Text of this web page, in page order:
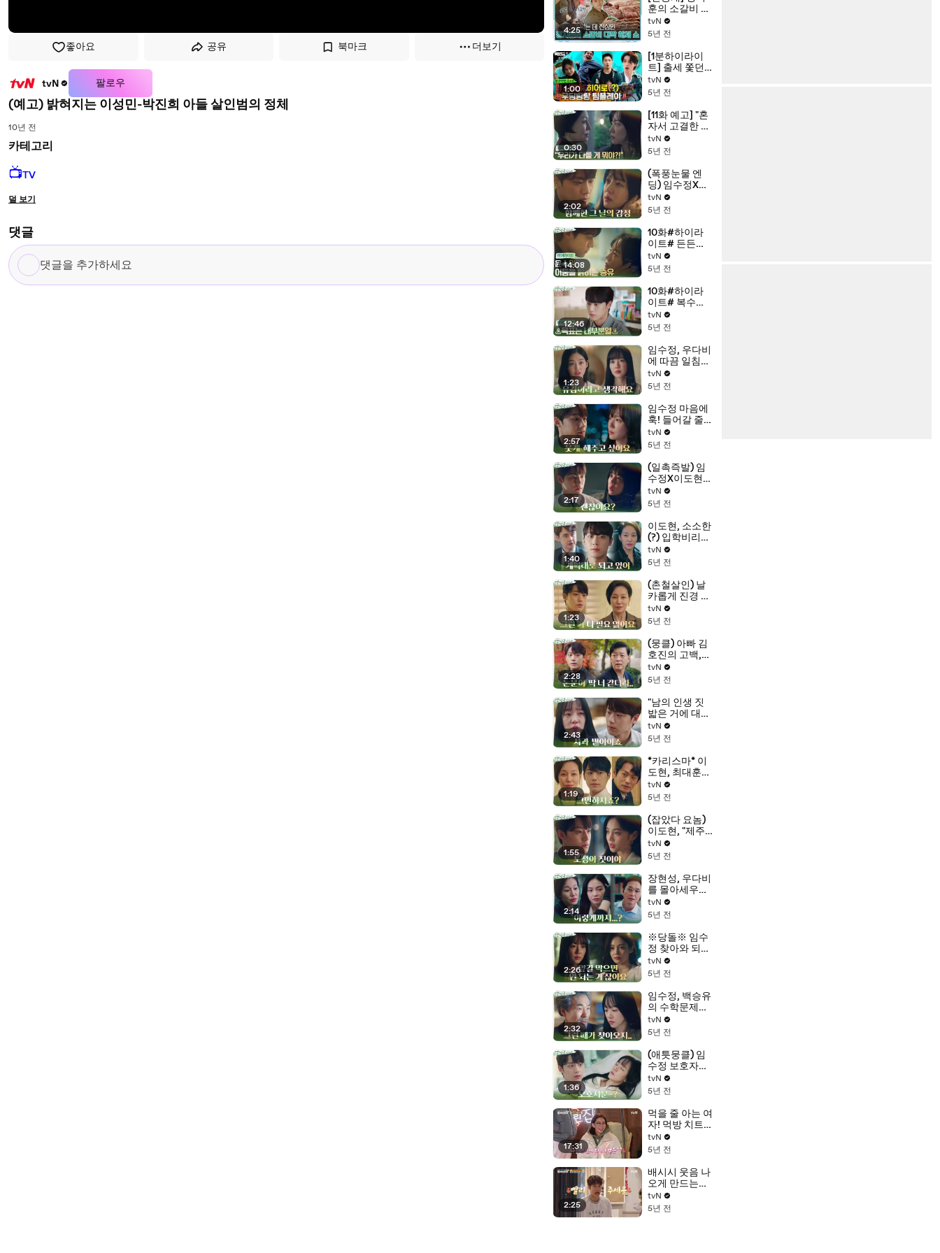
좋아요 공유 북마크 더보기
tvN 팔로우
(예고) 밝혀지는 이성민-박진희 아들 살인범의 정체
10년 전
카테고리
📺TV
덜 보기
댓글
댓
글
4:25
훈의 소갈비 대
짝 해체 쇼! 화
려한 칼질이 바
♨
tvN
5년 전
1:00
[1분하이라이
트] 출세 쫓던
이동욱, 미친
놈 위하준과 제
tvN
5년 전
0:30
[11화 예고] "혼
자서 고결한 척
하더니..." 진경,
도발하는 임수
발
tvN
5년 전
2:02
(폭풍눈물 엔
딩) 임수정X이
도현, 드디어
깨우친 감정?!
tvN
5년 전
14:08
10화#하이라
이트# 든든한
이도현에 ?헕
어택? 당하는
음.zip
tvN
5년 전
12:46
10화#하이라
이트# 복수를
향한 수학천재
이도현의 전략
tvN
5년 전
1:23
임수정, 우다비
에 따끔 일침
"미안하다고 해
야하는거야"
tvN
5년 전
2:57
임수정 마음에
훅! 들어갈 줄
아는 멘트 천재
이도현(쨔란
tvN
5년 전
2:17
(일촉즉발) 임
수정X이도현,
진경에게 발각
될 위기??!
tvN
5년 전
1:40
이도현, 소소한
(?) 입학비리부
터 차근차근 계
획대로! #빼박
tvN
5년 전
1:23
(촌철살인) 날
카롭게 진경 저
격하는 이도
현!!(ft.진경 담
tvN
5년 전
2:28
(뭉클) 아빠 김
호진의 고백,
"내 아들이지
만, 늘 어렵고
tvN
5년 전
2:43
"남의 인생 짓
밟은 거에 대해
서!" 임수정, 왈
칵 토해내는 속
tvN
5년 전
1:19
*카리스마* 이
도현, 최대훈의
심기를 건들이
는 소신 발언♨
tvN
5년 전
1:55
(잡았다 요놈)
이도현, "제주
도 사진.. 누가
그랬을까?"
tvN
5년 전
2:14
장현성, 우다비
를 몰아세우는
진경의 모습에
충격!
tvN
5년 전
2:26
※당돌※ 임수
정 찾아와 되바
라진 충고 날리
는 우다비!
tvN
5년 전
2:32
임수정, 백승유
의 수학문제로
마주하는 수학
자의 시간...!
tvN
5년 전
1:36
(애틋뭉클) 임
수정 보호자가
된 이도현(ft.우
리도 임보 원해
tvN
5년 전
17:31
먹을 줄 아는 여
자! 먹방 치트
키 유이의 보기
만 해도 배부른
음.zip
#highlight
tvN
5년 전
2:25
배시시 웃음 나
오게 만드는
맛...♡ 고소한
뭉티기 맛에 춤
tvN
5년 전